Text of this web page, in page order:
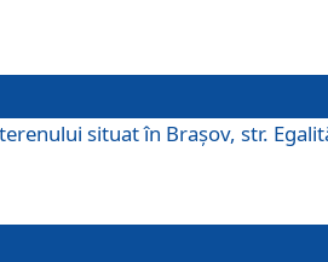
situat în Braşov, str.